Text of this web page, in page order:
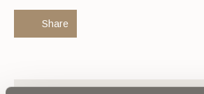
Share